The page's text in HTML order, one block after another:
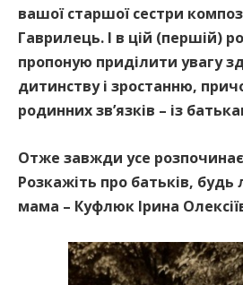
вашої старшої сестри
Гаврилець. І в цій (першій)
пропоную приділити увагу
дитинству і зростанню,
родинних зв’язків – із
Отже завжди усе
Розкажіть про батьків, будь
мама – Куфлюк Ірина